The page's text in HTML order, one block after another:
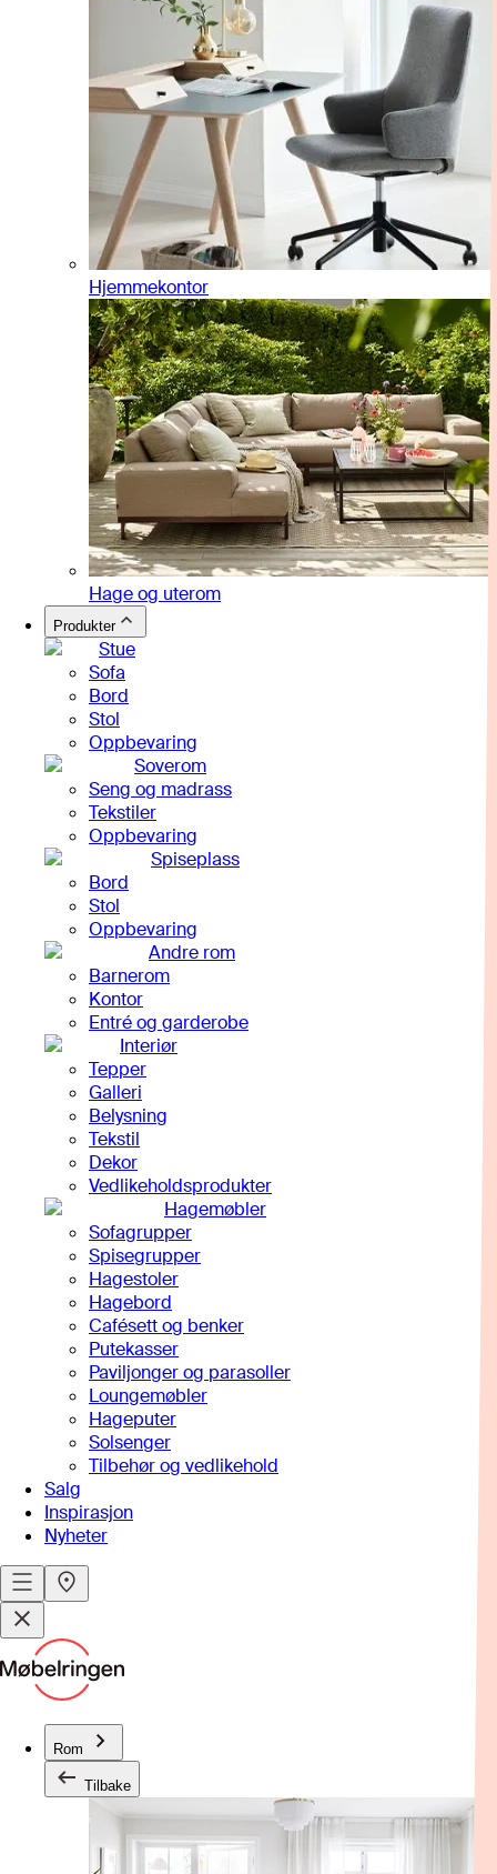
Hjemmekontor
Hage og uterom
Produkter
Stue
Sofa
Bord
Stol
Oppbevaring
Soverom
Seng og madrass
Tekstiler
Oppbevaring
Spiseplass
Bord
Stol
Oppbevaring
Andre rom
Barnerom
Kontor
Entré og garderobe
Interiør
Tepper
Galleri
Belysning
Tekstil
Dekor
Vedlikeholdsprodukter
Hagemøbler
Sofagrupper
Spisegrupper
Hagestoler
Hagebord
Cafésett og benker
Putekasser
Paviljonger og parasoller
Loungemøbler
Hageputer
Solsenger
Tilbehør og vedlikehold
Salg
Inspirasjon
Nyheter
Rom
Tilbake